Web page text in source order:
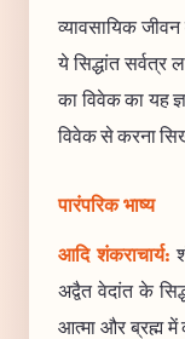
व्यावसायिक जीवन
ये सिद्धांत सर्वत्र
का विवेक का यह
विवेक से करना
पारंपरिक भाष्य
आदि शंकराचार्य:
अद्वैत वेदांत के
आत्मा और ब्रह्म में